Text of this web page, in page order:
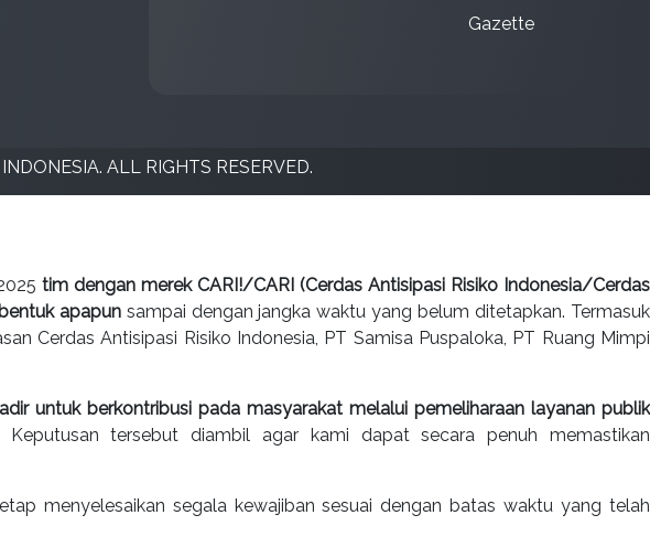
Gazette
ALL RIGHTS RESERVED.
tim dengan merek CARI!/CARI (Cerdas Antisipasi Risiko Indonesia/Cerdas
apapunsampai dengan jangka waktu yang belum ditetapkan. Termasuk
Cerdas Antisipasi Risiko Indonesia, PT Samisa Puspaloka, PT Ruang Mimpi
untuk berkontribusi pada masyarakat melalui pemeliharaan layanan publik
Keputusan tersebut diambil agar kami dapat secara penuh memastikan
menyelesaikan segala kewajiban sesuai dengan batas waktu yang telah